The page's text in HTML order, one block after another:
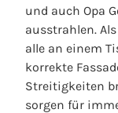
und auch Opa
ausstrahlen.
alle an einem
korrekte
Streitigkeiten
sorgen für